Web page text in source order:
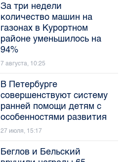
За три недели
количество машин на
газонах в Курортном
районе уменьшилось на
94%
7 августа, 10:25
В Петербурге
совершенствуют систему
ранней помощи детям с
особенностями развития
27 июля, 15:17
Беглов и Бельский